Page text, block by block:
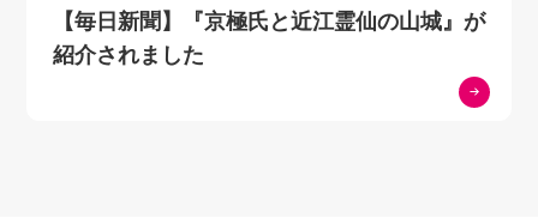
【毎日新聞】『京極氏と近江霊仙の山城』が
紹介されました